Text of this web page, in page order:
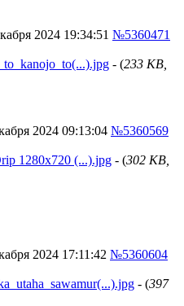
2024 19:34:51 №5360471
- (233 KB,
2024 09:13:04 №5360569
1280x720 (...).jpg - (302 KB,
2024 17:11:42 №5360604
- (397